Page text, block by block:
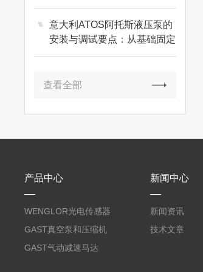
意大利ATOS阿托斯液压泵的
安装与调试要点：从基础固定
到初次启动的完整指南
查看全部
产品中心
WENGLOR光电传感器
GAST真空泵和压缩机
GAST气动减速马达
新闻中心
新闻资讯
技术文章